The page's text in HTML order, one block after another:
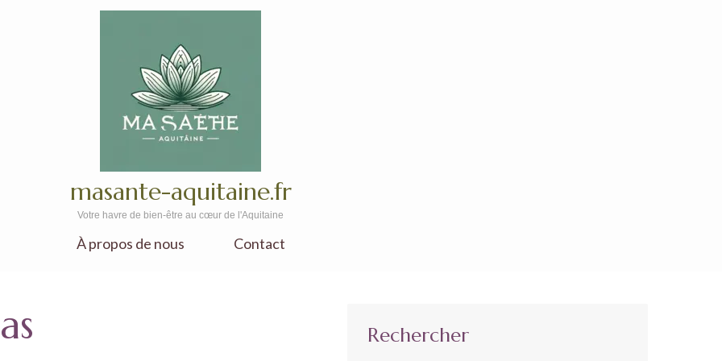
masante-aquitaine.fr
Votre havre de bien-être au cœur de l'Aquitaine
À propos de nous Contact
Rechercher